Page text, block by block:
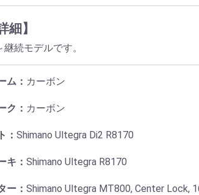
細】
続モデルです。
ム： カーボン
ク： カーボン
： Shimano Ultegra Di2 R8170
キ： Shimano Ultegra R8170
ー： Shimano Ultegra MT800, Center Lock,